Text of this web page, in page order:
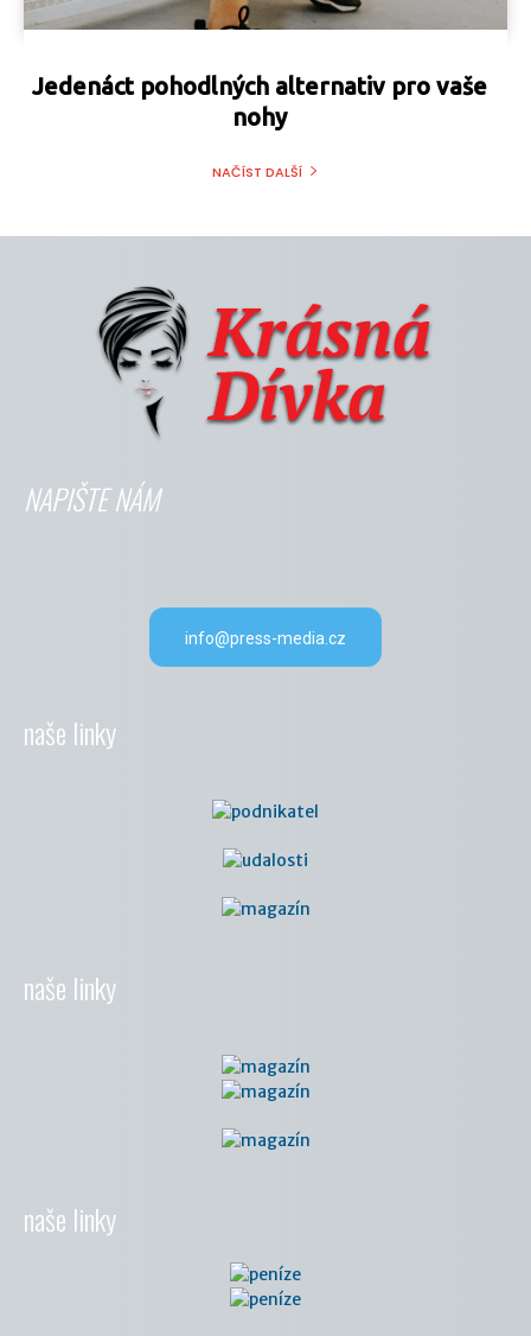
Jedenáct pohodlných alternativ pro vaše
nohy
NAČÍST DALŠÍ
NAPIŠTE NÁM
info@press-media.cz
naše linky
naše linky
naše linky